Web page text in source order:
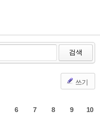
검색
쓰기
6 7 8 9 10